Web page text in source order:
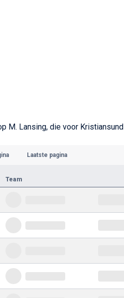
M. Lansing, die voor Kristiansund
Laatste pagina
Team